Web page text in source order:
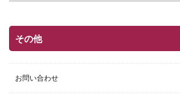
その他
お問い合わせ